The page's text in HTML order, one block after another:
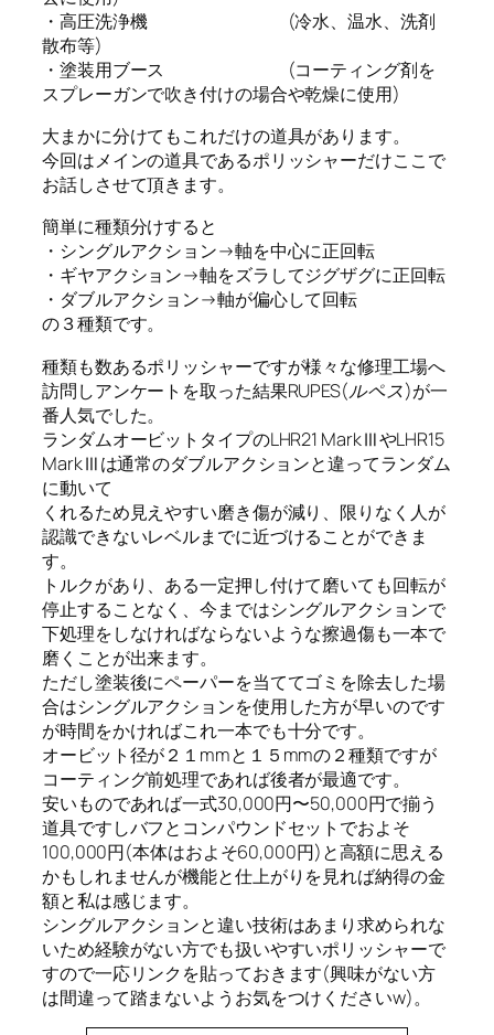
・高圧洗浄機 (冷水、温水、洗剤
散布等)
・塗装用ブース (コーティング剤を
スプレーガンで吹き付けの場合や乾燥に使用)
大まかに分けてもこれだけの道具があります。
今回はメインの道具であるポリッシャーだけここで
お話しさせて頂きます。
簡単に種類分けすると
・シングルアクション→軸を中心に正回転
・ギヤアクション→軸をズラしてジグザグに正回転
・ダブルアクション→軸が偏心して回転
の３種類です。
種類も数あるポリッシャーですが様々な修理工場へ
訪問しアンケートを取った結果RUPES(ルペス)が一
番人気でした。
ランダムオービットタイプのLHR21 MarkⅢやLHR15
MarkⅢは通常のダブルアクションと違ってランダム
に動いて
くれるため見えやすい磨き傷が減り、限りなく人が
認識できないレベルまでに近づけることができま
す。
トルクがあり、ある一定押し付けて磨いても回転が
停止することなく、今まではシングルアクションで
下処理をしなければならないような擦過傷も一本で
磨くことが出来ます。
ただし塗装後にペーパーを当ててゴミを除去した場
合はシングルアクションを使用した方が早いのです
が時間をかければこれ一本でも十分です。
オービット径が２１mmと１５mmの２種類ですが
コーティング前処理であれば後者が最適です。
安いものであれば一式30,000円〜50,000円で揃う
道具ですしバフとコンパウンドセットでおよそ
100,000円(本体はおよそ60,000円)と高額に思える
かもしれませんが機能と仕上がりを見れば納得の金
額と私は感じます。
シングルアクションと違い技術はあまり求められな
いため経験がない方でも扱いやすいポリッシャーで
すので一応リンクを貼っておきます(興味がない方
は間違って踏まないようお気をつけくださいw)。